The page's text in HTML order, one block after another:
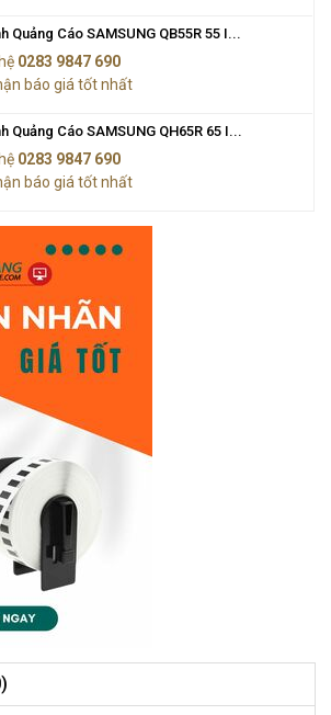
Quảng Cáo SAMSUNG QB55R 55 I...
0283 9847 690
báo giá tốt nhất
Quảng Cáo SAMSUNG QH65R 65 I...
0283 9847 690
báo giá tốt nhất